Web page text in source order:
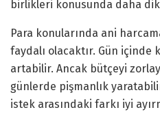
birlikleri konusunda daha
Para konularında ani
faydalı olacaktır. Gün içinde
artabilir. Ancak bütçeyi
günlerde pişmanlık
istek arasındaki farkı iyi